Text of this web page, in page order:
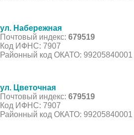
ул. Набережная
Почтовый индекс: 679519
Код ИФНС: 7907
Районный код ОКАТО: 99205840001
ул. Цветочная
Почтовый индекс: 679519
Код ИФНС: 7907
Районный код ОКАТО: 99205840001